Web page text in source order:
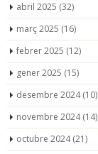
abril 2025 (32)
març 2025 (16)
febrer 2025 (12)
gener 2025 (15)
desembre 2024(10)
novembre 2024(14)
octubre 2024(21)